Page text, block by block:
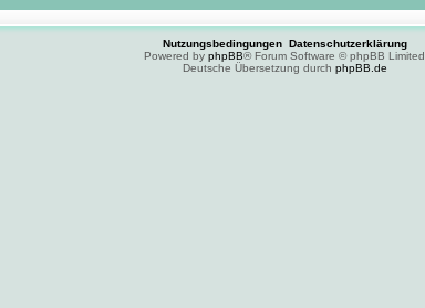
Nutzungsbedingungen Datenschutzerklärung
Powered by phpBB® Forum Software © phpBB Limited
Deutsche Übersetzung durch phpBB.de